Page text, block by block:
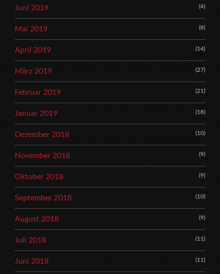
Juni 2019 (4)
Mai 2019 (8)
April 2019 (14)
März 2019 (27)
Februar 2019 (21)
Januar 2019 (18)
Dezember 2018 (10)
November 2018 (9)
Oktober 2018 (9)
September 2018 (10)
August 2018 (9)
Juli 2018 (11)
Juni 2018 (11)